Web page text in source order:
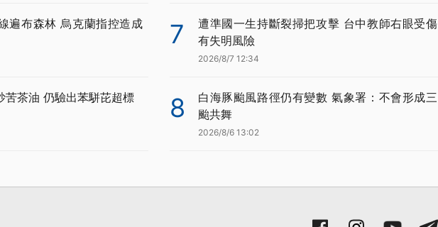
遍布森林 烏克蘭指控造成
苦茶油 仍驗出苯駢芘超標
7
遭準國一生持斷裂掃把攻擊 台中教師右眼受傷
有失明風險
2026/8/7 12:34
8
白海豚颱風路徑仍有變數 氣象署：不會形成三
颱共舞
2026/8/6 13:02